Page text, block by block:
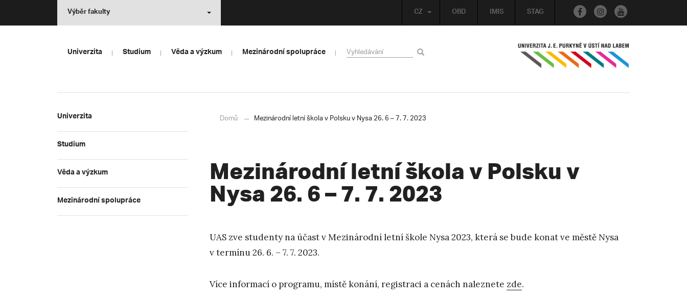
OBD IMIS STAG
CZ
Výběr fakulty
Univerzita Studium Věda a výzkum Mezinárodní spolupráce
Univerzita
Studium
Věda a výzkum
Mezinárodní spolupráce
Domů Mezinárodní letní škola v Polsku v Nysa 26. 6 – 7. 7. 2023
Mezinárodní letní škola v Polsku v
Nysa 26. 6 – 7. 7. 2023
UAS zve studenty na účast v Mezinárodní letní škole Nysa 2023, která se bude konat ve městě Nysa
v termínu 26. 6. – 7. 7. 2023.
Více informací o programu, místě konání, registraci a cenách naleznete zde.